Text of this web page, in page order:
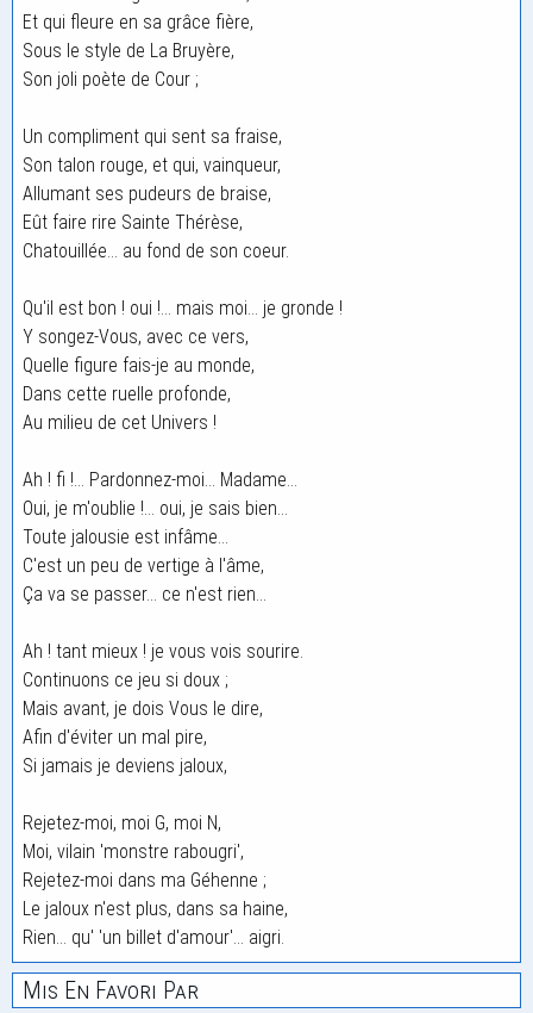
Et qui fleure en sa grâce fière,
Sous le style de La Bruyère,
Son joli poète de Cour ;
Un compliment qui sent sa fraise,
Son talon rouge, et qui, vainqueur,
Allumant ses pudeurs de braise,
Eût faire rire Sainte Thérèse,
Chatouillée... au fond de son coeur.
Qu'il est bon ! oui !... mais moi... je gronde !
Y songez-Vous, avec ce vers,
Quelle figure fais-je au monde,
Dans cette ruelle profonde,
Au milieu de cet Univers !
Ah ! fi !... Pardonnez-moi... Madame...
Oui, je m'oublie !... oui, je sais bien...
Toute jalousie est infâme...
C'est un peu de vertige à l'âme,
Ça va se passer... ce n'est rien...
Ah ! tant mieux ! je vous vois sourire.
Continuons ce jeu si doux ;
Mais avant, je dois Vous le dire,
Afin d'éviter un mal pire,
Si jamais je deviens jaloux,
Rejetez-moi, moi G, moi N,
Moi, vilain 'monstre rabougri',
Rejetez-moi dans ma Géhenne ;
Le jaloux n'est plus, dans sa haine,
Rien... qu' 'un billet d'amour'... aigri.
Mis En Favori Par